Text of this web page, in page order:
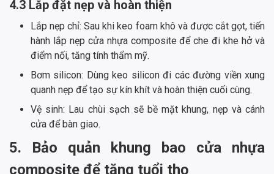
4.3 Lắp đặt nẹp và hoàn thiện
Lắp nẹp chỉ: Sau khi keo foam khô và được cắt gọt, tiến
hành lắp nẹp cửa nhựa composite để che đi khe hở và
điểm nối, tăng tính thẩm mỹ.
Bơm silicon: Dùng keo silicon đi các đường viền xung
quanh nẹp để tạo sự kín khít và hoàn thiện cuối cùng.
Vệ sinh: Lau chùi sạch sẽ bề mặt khung, nẹp và cánh
cửa để bàn giao.
5. Bảo quản khung bao cửa nhựa
composite để tăng tuổi thọ